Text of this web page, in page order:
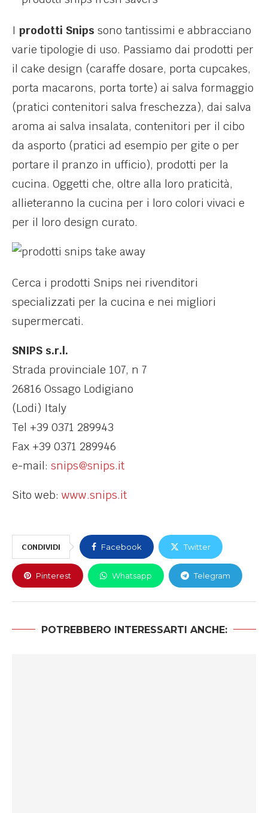
I prodotti Snips sono tantissimi e abbracciano
varie tipologie di uso. Passiamo dai prodotti per
il cake design (caraffe dosare, porta cupcakes,
porta macarons, porta torte) ai salva formaggio
(pratici contenitori salva freschezza), dai salva
aroma ai salva insalata, contenitori per il cibo
da asporto (pratici ad esempio per gite o per
portare il pranzo in ufficio), prodotti per la
cucina. Oggetti che, oltre alla loro praticità,
allieteranno la cucina per i loro colori vivaci e
per il loro design curato.
Cerca i prodotti Snips nei rivenditori
specializzati per la cucina e nei migliori
supermercati.
SNIPS s.r.l.
Strada provinciale 107, n 7
26816 Ossago Lodigiano
(Lodi) Italy
Tel +39 0371 289943
Fax +39 0371 289946
e-mail: snips@snips.it
Sito web: www.snips.it
CONDIVIDI Facebook Twitter
Pinterest Whatsapp Telegram
POTREBBERO INTERESSARTI ANCHE: